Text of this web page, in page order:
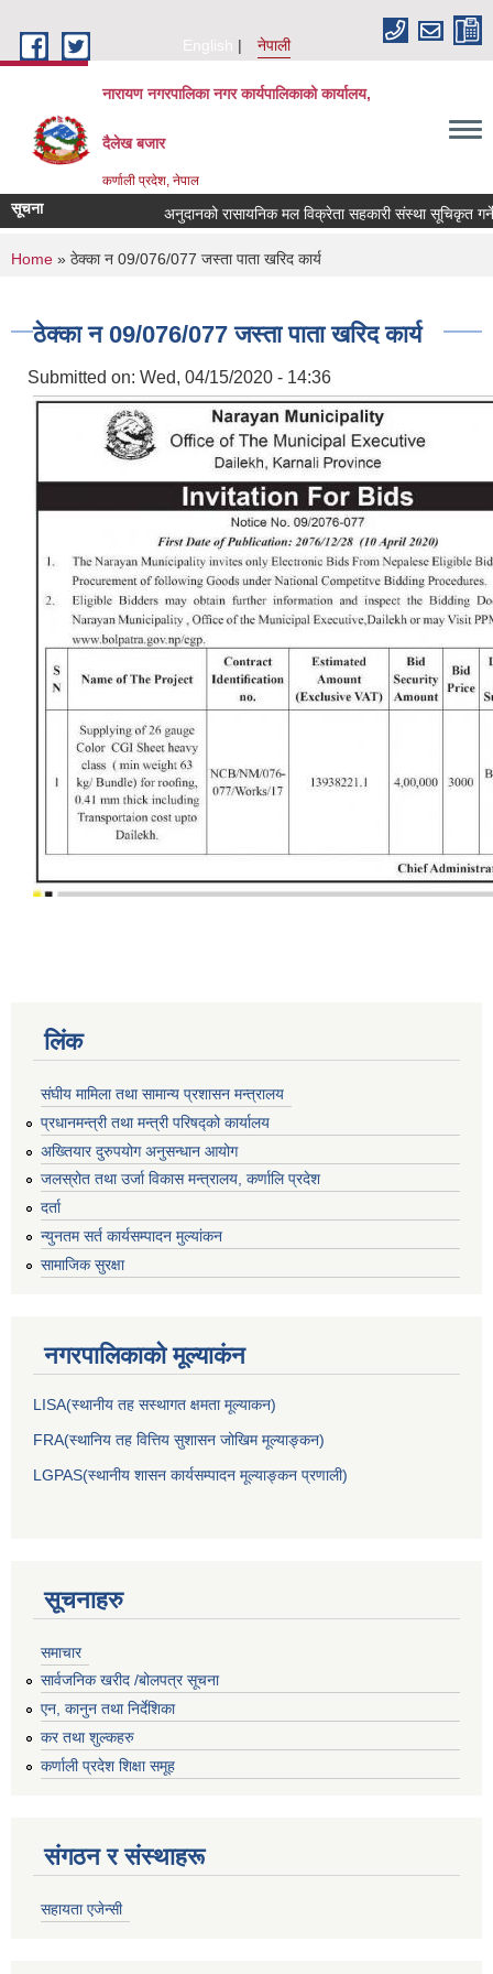
English
नेपाली
नारायण नगरपालिका नगर कार्यपालिकाको कार्यालय,
दैलेख बजार
कर्णाली प्रदेश, नेपाल
सूचना अनुदानको रासायनिक मल विक्रेता सहकारी संस्था सूचिकृत गर्ने
You are here
Home » ठेक्का न‌‌‍ 09/076/077 जस्ता पाता खरिद कार्य
ठेक्का न‌‌‍ 09/076/077 जस्ता पाता खरिद कार्य
Submitted on: Wed, 04/15/2020 - 14:36
लिंक
संघीय मामिला तथा सामान्य प्रशासन मन्त्रालय
प्रधानमन्त्री तथा मन्त्री परिषद्को कार्यालय
अख्तियार दुरुपयोग अनुसन्धान आयोग
जलस्रोत तथा उर्जा विकास मन्त्रालय, कर्णालि प्रदेश
दर्ता
न्युनतम सर्त कार्यसम्पादन मुल्यांकन
सामाजिक सुरक्षा
नगरपालिकाकाे मूल्याकंन
LISA(स्थानीय तह सस्थागत क्षमता मूल्याक‌न)
FRA(स्थानिय तह वित्तिय सुशासन जोखिम मूल्याङ्कन)
LGPAS(स्थानीय शासन कार्यसम्पादन मूल्याङ्कन प्रणाली)
सूचनाहरु
समाचार
सार्वजनिक खरीद /बोलपत्र सूचना
एन, कानुन तथा निर्देशिका
कर तथा शुल्कहरु
कर्णाली प्रदेश शिक्षा समूह
संगठन र संस्थाहरू
सहायता एजेन्सी